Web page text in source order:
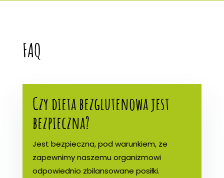
FAQ
Czy dieta bezglutenowa jest
bezpieczna?
Jest bezpieczna, pod warunkiem, że
zapewnimy naszemu organizmowi
odpowiednio zbilansowane posiłki.